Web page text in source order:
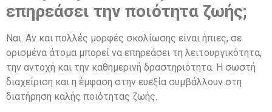
επηρεάσει την ποιότητα ζωής;
Ναι. Αν και πολλές μορφές σκολίωσης είναι ήπιες, σε
ορισμένα άτομα μπορεί να επηρεάσει τη λειτουργικότητα,
την αντοχή και την καθημερινή δραστηριότητα. Η σωστή
διαχείριση και η έμφαση στην ευεξία συμβάλλουν στη
διατήρηση καλής ποιότητας ζωής.